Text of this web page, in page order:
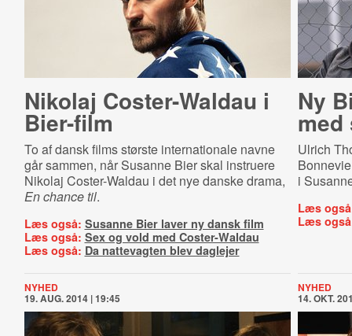
Nikolaj Coster-Waldau i
Bier-film
To af dansk films største internationale navne
går sammen, når Susanne Bier skal instruere
Nikolaj Coster-Waldau i det nye danske drama,
En chance til.
Læs også: Susanne Bier laver ny dansk film
Læs også: Sex og vold med Coster-Waldau
Læs også: Da nattevagten blev daglejer
Ny
med
Ulrich
i
Læs
Læs
NYHED
19. AUG. 2014 | 19:45
NYHED
14. OKT.